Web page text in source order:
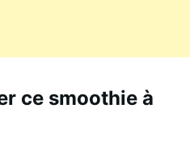
ce smoothie à